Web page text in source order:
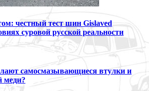
честный тест шин Gislaved
суровой русской реальности
самосмазывающиеся втулки и
меди?